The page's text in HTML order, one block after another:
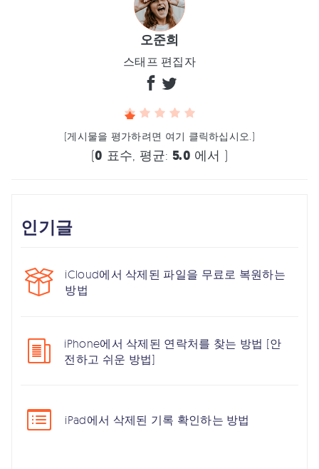
오준희
스태프 편집자
(게시물을 평가하려면 여기 클릭하십시오.)
(0 표수, 평균: 5.0 에서 )
인기글
iCloud에서 삭제된 파일을 무료로 복원하는
방법
iPhone에서 삭제된 연락처를 찾는 방법 [안
전하고 쉬운 방법]
iPad에서 삭제된 기록 확인하는 방법